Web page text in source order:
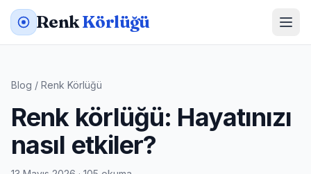
RenkKörlüğü
Blog / Renk Körlüğü
Renk körlüğü: Hayatınızı
nasıl etkiler?